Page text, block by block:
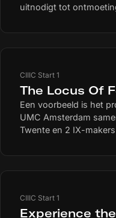
uitnodigt tot
een gladde,
onbekend, fictief
sensortechnologie
geluid. Hierdoor
onvoorspelbaar
en gesprekken tussen
onderzoek wordt de
Immersive
maatschappelijke
kunnen wezenlijke
CIIIC Start 1
The Locus Of
Een voorbeeld is het
UMC Amsterdam
Twente en 2 IX-
onderzoeken zij hoe
CIIIC Start 1
Experience